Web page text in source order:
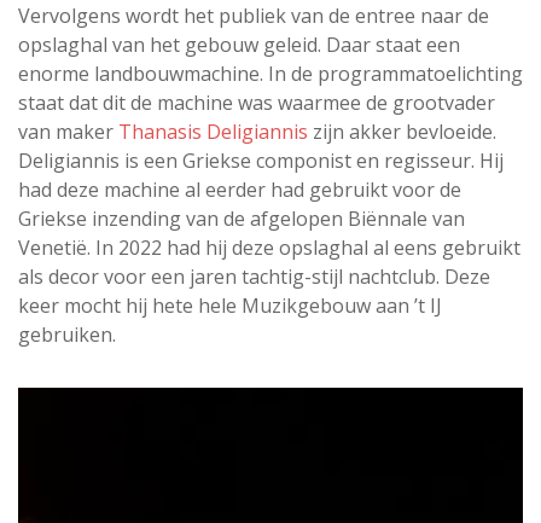
Vervolgens wordt het publiek van de entree naar de
opslaghal van het gebouw geleid. Daar staat een
enorme landbouwmachine. In de programmatoelichting
staat dat dit de machine was waarmee de grootvader
van maker Thanasis Deligiannis zijn akker bevloeide.
Deligiannis is een Griekse componist en regisseur. Hij
had deze machine al eerder had gebruikt voor de
Griekse inzending van de afgelopen Biënnale van
Venetië. In 2022 had hij deze opslaghal al eens gebruikt
als decor voor een jaren tachtig-stijl nachtclub. Deze
keer mocht hij hete hele Muzikgebouw aan ’t IJ
gebruiken.